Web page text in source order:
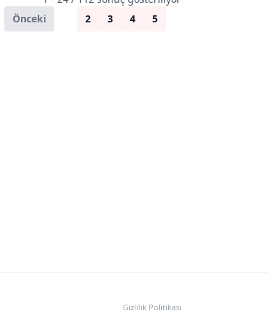
Önceki
2 3 4 5
Gizlilik Politikası